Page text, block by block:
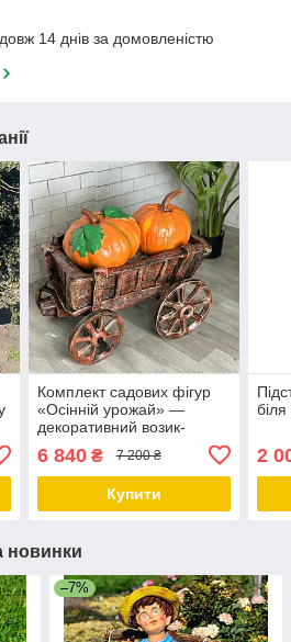
14 днів за домовленістю
Комплект садових фігур
«Осінній урожай» —
декоративний возик-
помаранчеві гарбузи з
полістоуну для саду і
6 840₴ 7 200 ₴
Купити
2
новинки
–7%